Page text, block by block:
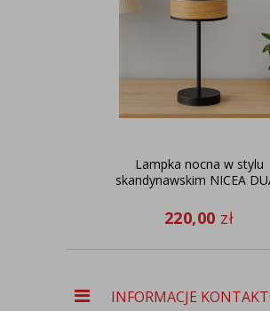
Lampka nocna w stylu
skandynawskim NICEA
220,00 zł
INFORMACJE